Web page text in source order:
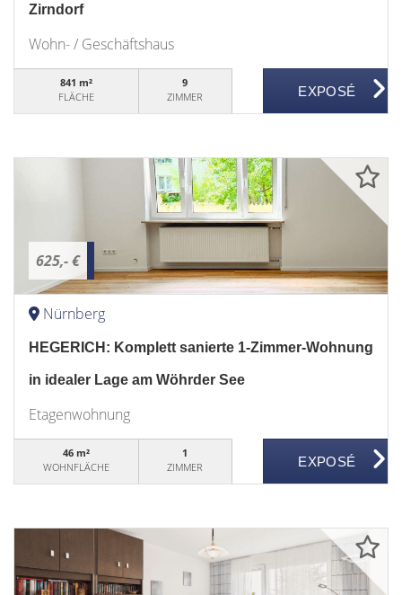
Zirndorf
Wohn- / Geschäftshaus
841 m²
FLÄCHE
9
ZIMMER
625,- €
Nürnberg
HEGERICH: Komplett sanierte 1-Zimmer-Wohnung
in idealer Lage am Wöhrder See
Etagenwohnung
46 m²
WOHNFLÄCHE
1
ZIMMER